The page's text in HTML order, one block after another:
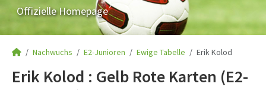
Offizielle Homepage
Nachwuchs E2-Junioren Ewige Tabelle Erik Kolod
Erik Kolod : Gelb Rote Karten (E2-